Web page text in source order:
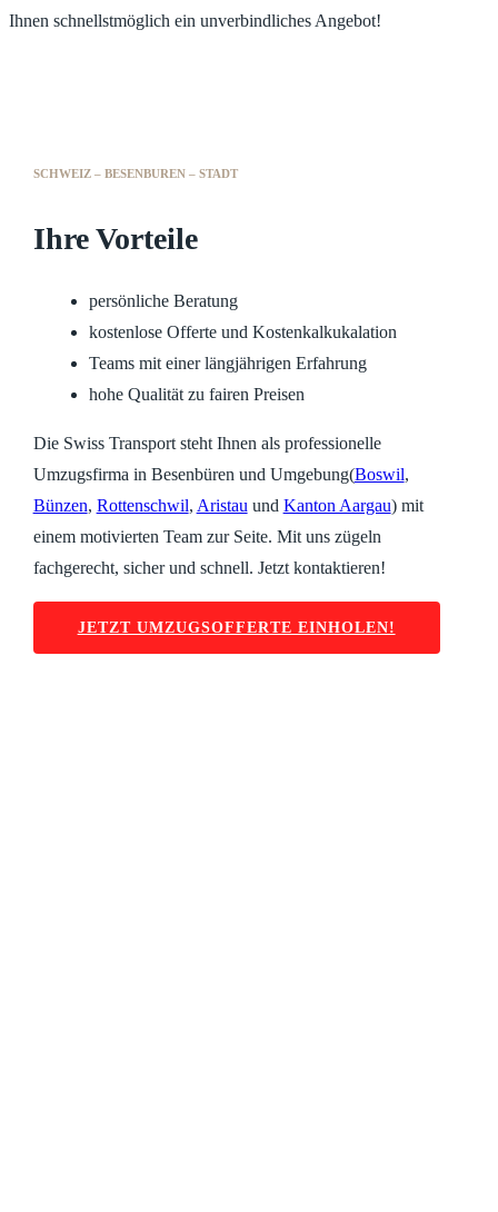
Ihnen schnellstmöglich ein unverbindliches Angebot!
SCHWEIZ – BESENBUREN – STADT
Ihre Vorteile
persönliche Beratung
kostenlose Offerte und Kostenkalkukalation
Teams mit einer längjährigen Erfahrung
hohe Qualität zu fairen Preisen
Die Swiss Transport steht Ihnen als professionelle
Umzugsfirma in Besenbüren und Umgebung(Boswil,
Bünzen, Rottenschwil, Aristau und Kanton Aargau) mit
einem motivierten Team zur Seite. Mit uns zügeln
fachgerecht, sicher und schnell. Jetzt kontaktieren!
JETZT UMZUGSOFFERTE EINHOLEN!